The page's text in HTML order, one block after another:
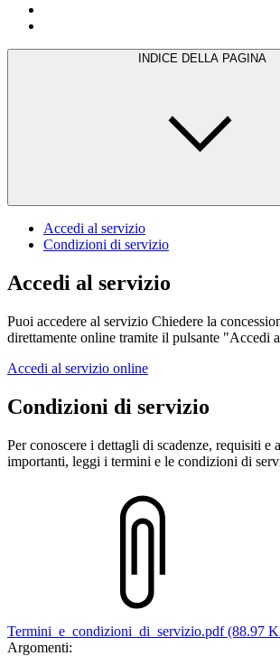
INDICE DELLA PAGINA
Accedi al servizio
Condizioni di servizio
Accedi al servizio
Puoi accedere al servizio Chiedere la
direttamente online tramite il pulsante "Accedi
Accedi al servizio online
Condizioni di servizio
Per conoscere i dettagli di scadenze, requisiti e
importanti, leggi i termini e le condizioni di
Termini_e_condizioni_di_servizio.pdf (88.97
Argomenti: